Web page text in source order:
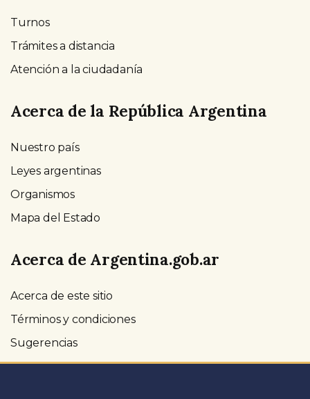
Turnos
Trámites a distancia
Atención a la ciudadanía
Acerca de la República Argentina
Nuestro país
Leyes argentinas
Organismos
Mapa del Estado
Acerca de Argentina.gob.ar
Acerca de este sitio
Términos y condiciones
Sugerencias